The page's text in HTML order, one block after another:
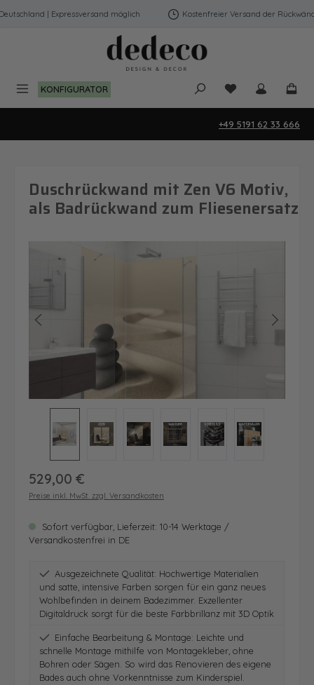
Zum Hauptinhalt springen
| Expressversand möglich Kostenfreier Versand der
KONFIGURATOR Du hast 0
+49 5191 62 33 666
Duschrückwand mit Zen V6 Motiv,
als Badrückwand zum Fliesenersatz
Regulärer Preis:
529,00 €
Preise inkl. MwSt. zzgl. Versandkosten
Sofort verfügbar, Lieferzeit: 10-14 Werktage /
Versandkostenfrei in DE
Ausgezeichnete Qualität: Hochwertige Materialien
und satte, intensive Farben sorgen für ein ganz neues
Wohlbefinden in deinem Badezimmer. Exzellenter
Digitaldruck sorgt für die beste Farbbrillanz mit 3D Optik
Einfache Bearbeitung & Montage: Leichte und
schnelle Montage mithilfe von Montagekleber, ohne
Bohren oder Sägen. So wird das Renovieren des eigene
Bades auch ohne Vorkenntnisse zum Kinderspiel.